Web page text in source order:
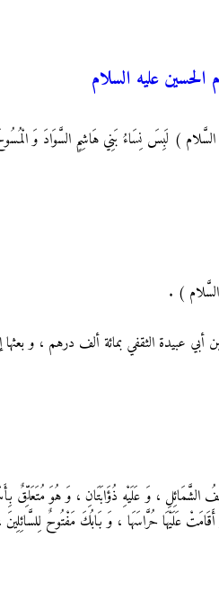
الحسين عليه السلام
) لَبِسَ نِسَاءُ بَنِي هَاشِمٍ السَّوَادَ وَ
) .
أبي عبيدة الثقفي بمائة ألف درهم ، و
، وَ عَلَيْهِ ذُؤَابَتَانِ ، وَ هُوَ مُتَعَلِّقٌ
عَلَيْهَا حُرَّاسَهَا ، وَ بَابُكَ مَفْتُوحٌ